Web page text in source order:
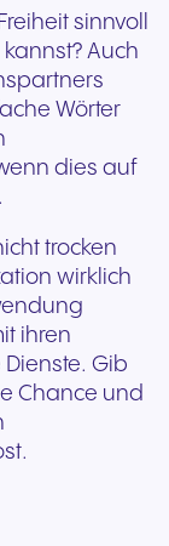
sinnvoll
Auch
Wörter
dies auf
trocken
wirklich
ihren
Gib
Chance und